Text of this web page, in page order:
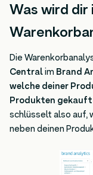
Was wird
Die
Centralim Brand
welche deiner
Produkten gekauft
schlüsselt also auf,
neben deinen